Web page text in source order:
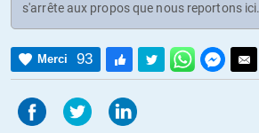
s'arrête aux propos que nous reportons ici.
Merci 93